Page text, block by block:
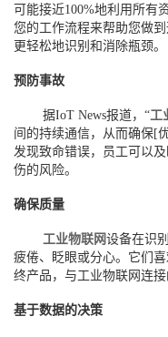
可能接近100%地利用所有
您的工作流程来帮助您做
更轻松地识别和消除瓶颈。
预防事故
据IoT News报道，“工
间的持续通信，从而确保[
发现致命错误，员工可以
伤的风险。
确保质量
工业物联网设备在识
疲倦、眨眼或分心。它们
终产品，与工业物联网连
基于数据的决策